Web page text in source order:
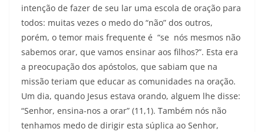
intenção de fazer de seu lar uma escola de oração para
todos: muitas vezes o medo do “não” dos outros,
porém, o temor mais frequente é “se nós mesmos não
sabemos orar, que vamos ensinar aos filhos?”. Esta era
a preocupação dos apóstolos, que sabiam que na
missão teriam que educar as comunidades na oração.
Um dia, quando Jesus estava orando, alguem lhe disse:
“Senhor, ensina-nos a orar” (11,1). Também nós não
tenhamos medo de dirigir esta súplica ao Senhor,